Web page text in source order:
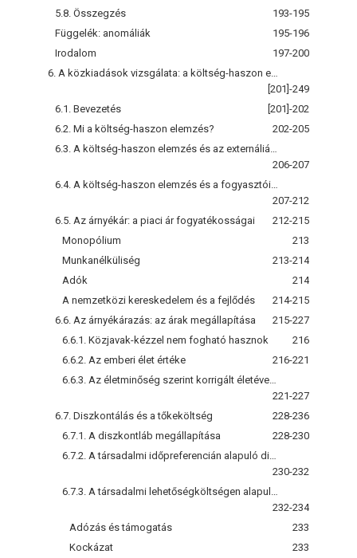
5.8. Összegzés
193-195
Függelék: anomáliák
195-196
Irodalom
197-200
[201]-249
6.1. Bevezetés
[201]-202
6.2. Mi a költség-haszon elemzés?
202-205
206-207
207-212
6.5. Az árnyékár: a piaci ár fogyatékosságai
212-215
Monopólium
213
Munkanélküliség
213-214
Adók
214
A nemzetközi kereskedelem és a fejlődés
214-215
6.6. Az árnyékárazás: az árak megállapítása
215-227
6.6.1. Közjavak-kézzel nem fogható hasznok
216
6.6.2. Az emberi élet értéke
216-221
221-227
6.7. Diszkontálás és a tőkeköltség
228-236
6.7.1. A diszkontláb megállapítása
228-230
230-232
232-234
Adózás és támogatás
233
Kockázat
233